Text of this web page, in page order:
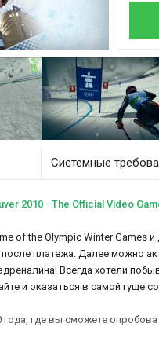
Системные
2010 - The Official Video
of the Olympic Winter Games
платежа. Далее можно
Всегда хотели
и оказаться в самой гуще
года, где вы сможете